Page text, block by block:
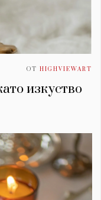
ОТ HIGHVIEWART
изкуство